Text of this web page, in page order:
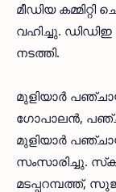
മീഡിയ
വഹിച്ചു.
നടത്തി.
മുളിയാര്‍
ഗോപാലന്‍,
മുളിയാര്‍
സംസാരിച്ചു.
മടപ്പറമ്പത്ത്,